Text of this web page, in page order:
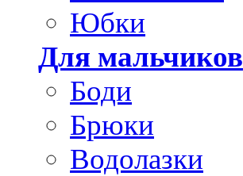
Юбки
Для мальчиков
Боди
Брюки
Водолазки